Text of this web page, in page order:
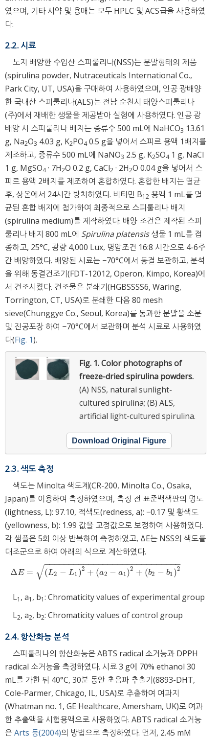
였으며, 기타 시약 및 용매는 모두 HPLC 및 ACS급을 사용하였
다.
2.2. 시료
노지 배양한 수입산 스피룰리나(NSS)는 분말형태의 제품
(spirulina powder, Nutraceuticals International Co.,
Park City, UT, USA)을 구매하여 사용하였으며, 인공 광배양
한 국내산 스피룰리나(ALS)는 전남 순천시 태양스피룰리나
(주)에서 재배한 생물을 제공받아 실험에 사용하였다. 인공 광
배양 시 스피룰리나 배지는 증류수 500 mL에 NaHCO3 13.61
g, Na2O3 4.03 g, K2PO4 0.5 g을 넣어서 스피르 용액 1배지를
제조하고, 증류수 500 mL에 NaNO3 2.5 g, K2SO4 1 g, NaCl
1 g, MgSO4 · 7H2O 0.2 g, CaCl2 · 2H2O 0.04 g을 넣어서 스
피르 용액 2배지를 제조하여 혼합하였다. 혼합한 배지는 멸균
후, 상온에서 24시간 방치하였다. 비타민 B12 용액 1 mL를 멸
균된 혼합 배지에 첨가하여 최종적으로 스피룰리나 배지
(spirulina medium)를 제작하였다. 배양 조건은 제작된 스피
룰리나 배지 800 mL에 Spirulina platensis생물 1 mL를 접
종하고, 25°C, 광량 4,000 Lux, 명암조건 16:8 시간으로 4-6주
간 배양하였다. 배양된 시료는 −70°C에서 동결 보관하고, 분석
을 위해 동결건조기(FDT-12012, Operon, Kimpo, Korea)에
서 건조시켰다. 건조물은 분쇄기(HGBSSSS6, Waring,
Torrington, CT, USA)로 분쇄한 다음 80 mesh
sieve(Chunggye Co., Seoul, Korea)를 통과한 분말을 소분
및 진공포장 하여 −70°C에서 보관하며 분석 시료로 사용하였
다(Fig. 1).
Fig. 1.Color photographs of
freeze-dried spirulina powders.
(A) NSS, natural sunlight-
cultured spirulina; (B) ALS,
artificial light-cultured spirulina.
Download Original Figure
2.3. 색도 측정
색도는 Minolta 색도계(CR-200, Minolta Co., Osaka,
Japan)를 이용하여 측정하였으며, 측정 전 표준백색판의 명도
(lightness, L): 97.10, 적색도(redness, a): −0.17 및 황색도
(yellowness, b): 1.99 값을 교정값으로 보정하여 사용하였다.
각 샘플은 5회 이상 반복하여 측정하였고, ΔE는 NSS의 색도를
대조군으로 하여 아래의 식으로 계산하였다.
ΔE = (L2 − L1 )2 + (a2 − a1)2 + (b2 − b1 )2
− −
−−−−−−−−−−−−−−−−−−−−−−−−−−
√ ΔE =L2−L 12 +a 2−a1 2+ b2 −b 12
L1 , a1 , b1: Chromaticity values of experimental group
L2, a2, b2: Chromaticity values of control group
2.4. 항산화능 분석
스피룰리나의 항산화능은 ABTS radical 소거능과 DPPH
radical 소거능을 측정하였다. 시료 3 g에 70% ethanol 30
mL를 가한 뒤 40°C, 30분 동안 초음파 추출기(8893-DHT,
Cole-Parmer, Chicago, IL, USA)로 추출하여 여과지
(Whatman no. 1, GE Healthcare, Amersham, UK)로 여과
한 추출액을 시험용액으로 사용하였다. ABTS radical 소거능
은Arts 등(2004)의 방법으로 측정하였다. 먼저, 2.45 mM